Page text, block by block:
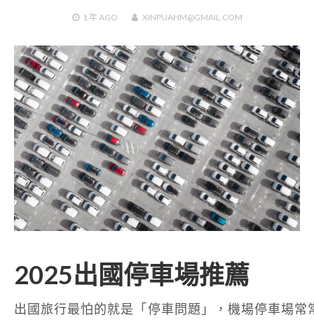
1 年AGO XINPUAHM@GMAIL.COM
2025出國停車場推薦
出國旅行最怕的就是「停車問題」，機場停車場